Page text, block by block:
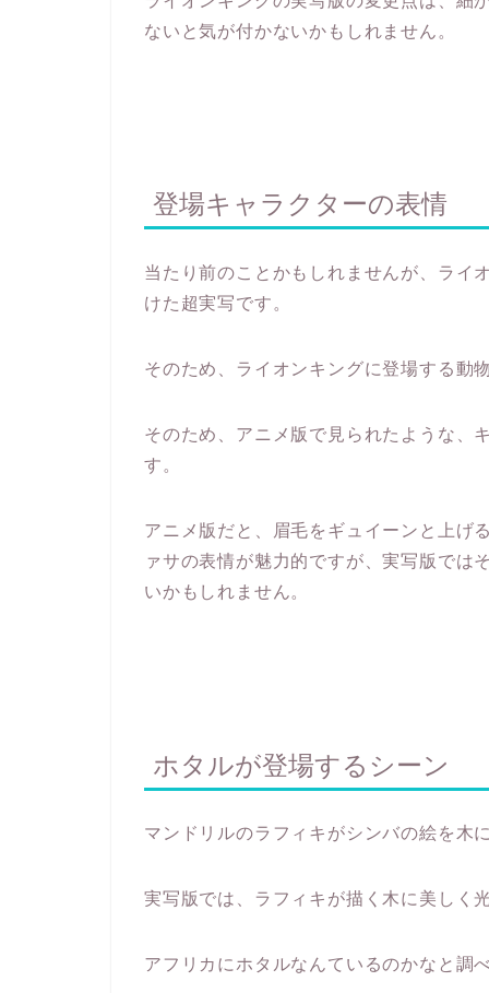
ないと気が付かないかもしれません。
登場キャラクターの表情
当たり前のことかもしれませんが、ライ
けた超実写です。
そのため、ライオンキングに登場する動
そのため、アニメ版で見られたような、
す。
アニメ版だと、眉毛をギュイーンと上げ
ァサの表情が魅力的ですが、実写版では
いかもしれません。
ホタルが登場するシーン
マンドリルのラフィキがシンバの絵を木
実写版では、ラフィキが描く木に美しく
アフリカにホタルなんているのかなと調